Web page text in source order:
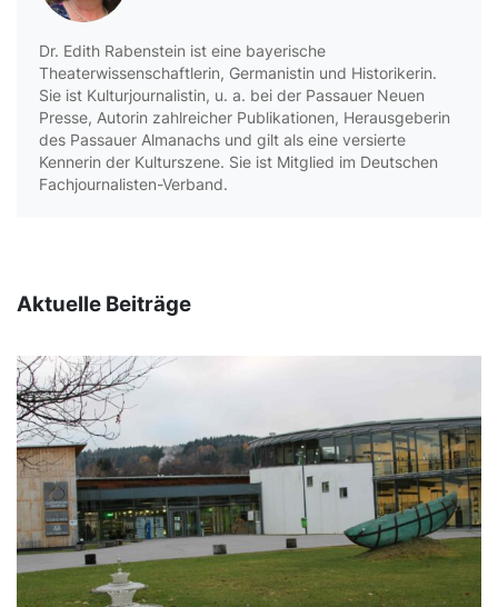
Dr. Edith Rabenstein ist eine bayerische
Theaterwissenschaftlerin, Germanistin und Historikerin.
Sie ist Kulturjournalistin, u. a. bei der Passauer Neuen
Presse, Autorin zahlreicher Publikationen, Herausgeberin
des Passauer Almanachs und gilt als eine versierte
Kennerin der Kulturszene. Sie ist Mitglied im Deutschen
Fachjournalisten-Verband.
Aktuelle Beiträge